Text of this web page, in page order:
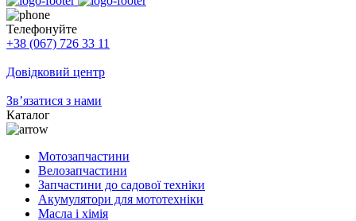
Телефонуйте
+38 (067) 726 33 11
Довідковий центр
Зв’язатися з нами
Каталог
Мотозапчастини
Велозапчастини
Запчастини до садової техніки
Акумулятори для мототехніки
Масла і хімія